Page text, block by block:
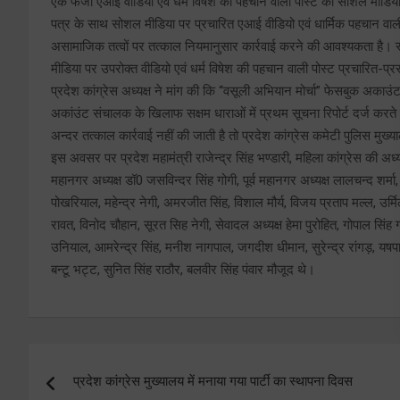
पत्र के साथ सोशल मीडिया पर प्रचारित एआई वीडियो एवं धार्मिक पहचान
असामाजिक तत्वों पर तत्काल नियमानुसार कार्रवाई करने की आवश्यकता है।
मीडिया पर उपरोक्त वीडियो एवं धर्म विषेश की पहचान वाली पोस्ट
प्रदेश कांग्रेस अध्यक्ष ने मांग की कि ‘‘वसूली अभियान मोर्चा’’ फेसबुक
अकांउंट संचालक के खिलाफ सक्षम धाराओं में प्रथम सूचना रिपोर्ट दर्ज करते
अन्दर तत्काल कार्रवाई नहीं की जाती है तो प्रदेश कांग्रेस कमेटी पुलिस
इस अवसर पर प्रदेश महामंत्री राजेन्द्र सिंह भण्डारी, महिला कांग्रेस की अध्यक्ष
महानगर अध्यक्ष डॉ0 जसविन्दर सिंह गोगी, पूर्व महानगर अध्यक्ष लालचन्द
पोखरियाल, महेन्द्र नेगी, अमरजीत सिंह, विशाल मौर्य, विजय प्रताप मल्ल,
रावत, विनोद चौहान, सूरत सिह नेगी, सेवादल अध्यक्ष हेमा पुरोहित, गोपाल
उनियाल, आमरेन्द्र सिंह, मनीश नागपाल, जगदीश धीमान, सुरेन्द्र रांगड़,
बन्टू भट्ट, सुनित सिंह राठौर, बलवीर सिंह पंवार मौजूद थे।
प्रदेश कांग्रेस मुख्यालय में मनाया गया पार्टी का स्थापना दिवस